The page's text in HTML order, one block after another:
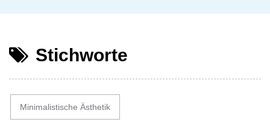
Stichworte
Minimalistische Ästhetik